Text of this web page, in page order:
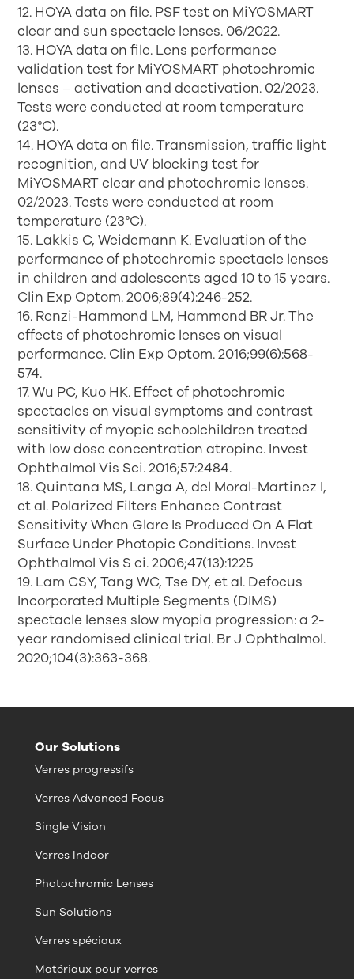
12. HOYA data on file. PSF test on MiYOSMART
clear and sun spectacle lenses. 06/2022.
13. HOYA data on file. Lens performance
validation test for MiYOSMART photochromic
lenses – activation and deactivation. 02/2023.
Tests were conducted at room temperature
(23°C).
14. HOYA data on file. Transmission, traffic light
recognition, and UV blocking test for
MiYOSMART clear and photochromic lenses.
02/2023. Tests were conducted at room
temperature (23°C).
15. Lakkis C, Weidemann K. Evaluation of the
performance of photochromic spectacle lenses
in children and adolescents aged 10 to 15 years.
Clin Exp Optom. 2006;89(4):246-252.
16. Renzi-Hammond LM, Hammond BR Jr. The
effects of photochromic lenses on visual
performance. Clin Exp Optom. 2016;99(6):568-
574.
17. Wu PC, Kuo HK. Effect of photochromic
spectacles on visual symptoms and contrast
sensitivity of myopic schoolchildren treated
with low dose concentration atropine. Invest
Ophthalmol Vis Sci. 2016;57:2484.
18. Quintana MS, Langa A, del Moral-Martinez I,
et al. Polarized Filters Enhance Contrast
Sensitivity When Glare Is Produced On A Flat
Surface Under Photopic Conditions. Invest
Ophthalmol Vis S ci. 2006;47(13):1225
19. Lam CSY, Tang WC, Tse DY, et al. Defocus
Incorporated Multiple Segments (DIMS)
spectacle lenses slow myopia progression: a 2-
year randomised clinical trial. Br J Ophthalmol.
2020;104(3):363-368.
Our Solutions
Verres progressifs
Verres Advanced Focus
Single Vision
Verres Indoor
Photochromic Lenses
Sun Solutions
Verres spéciaux
Matériaux pour verres